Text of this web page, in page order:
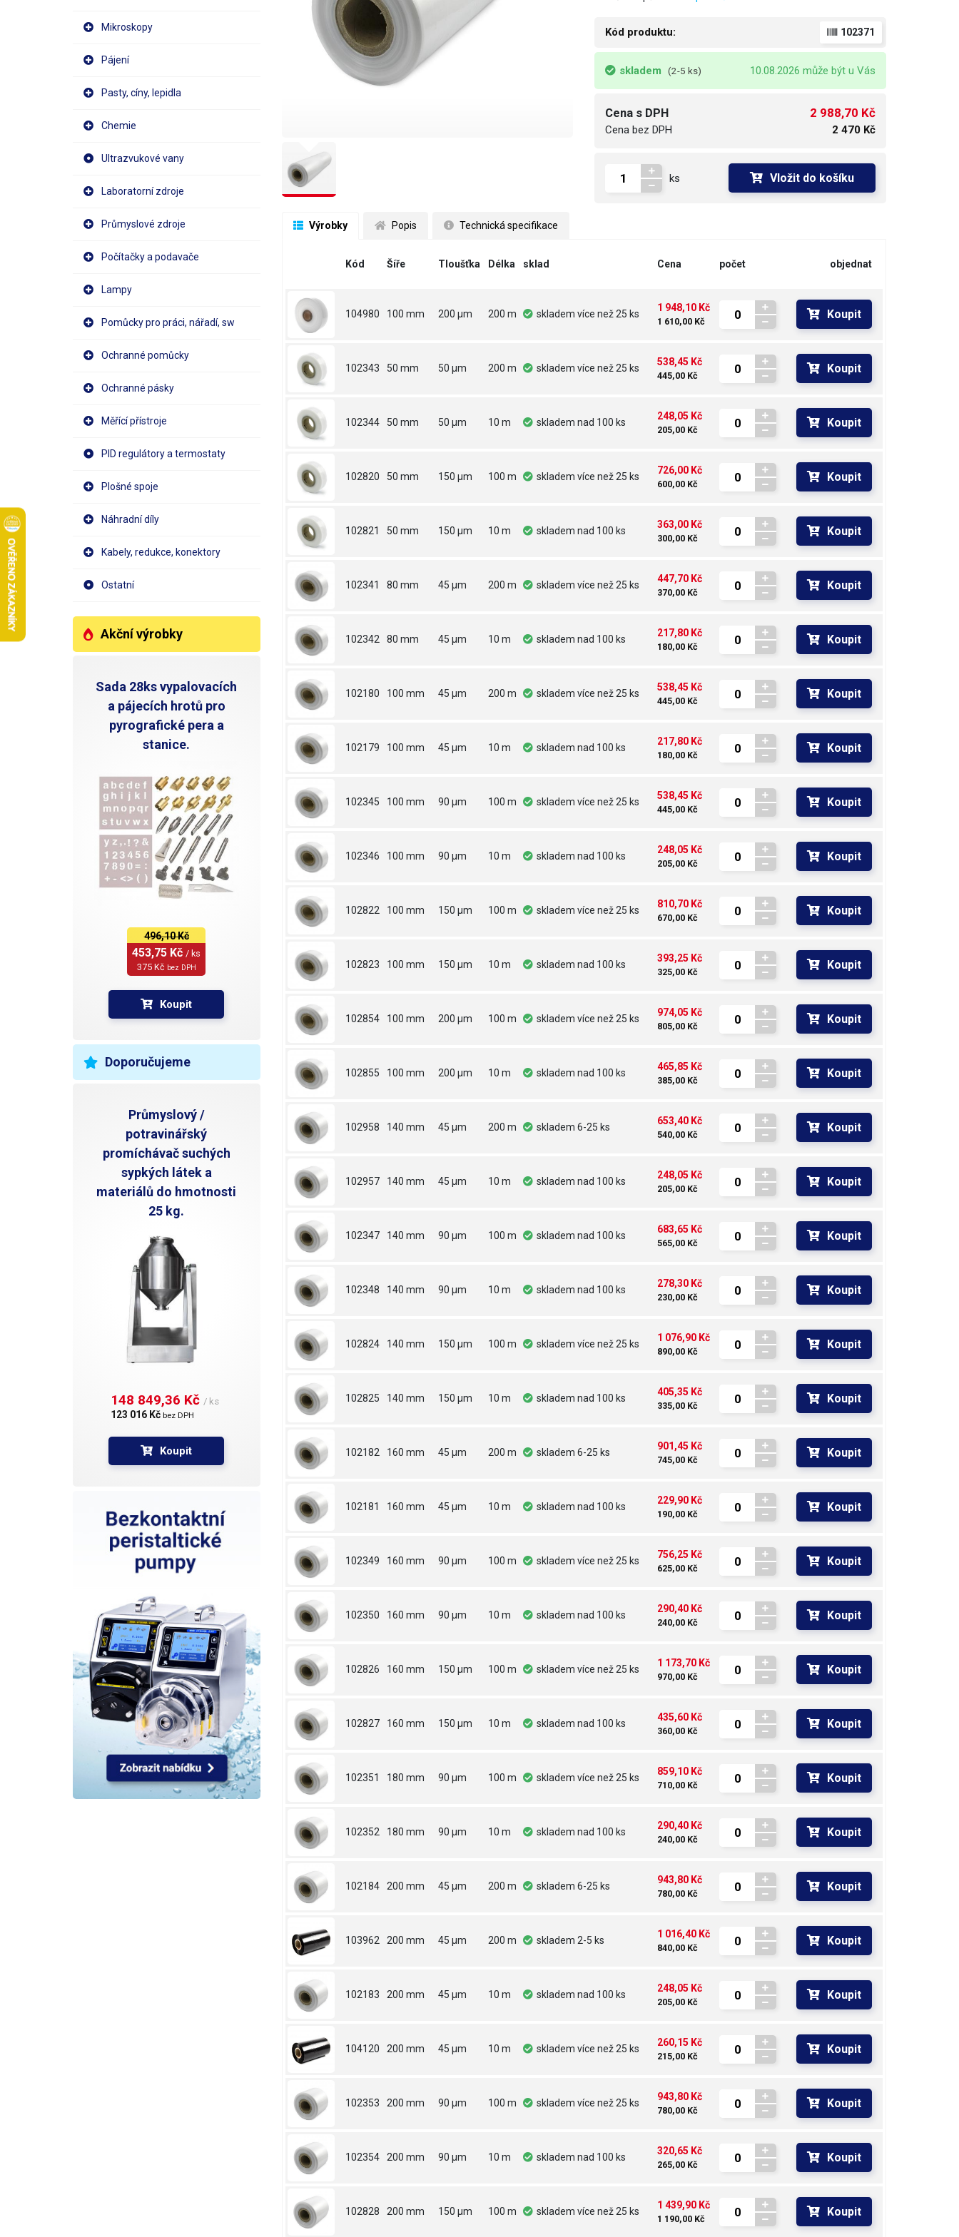
Mikroskopy
Pájení
Pasty, cíny, lepidla
Chemie
Ultrazvukové vany
Laboratorní zdroje
Průmyslové zdroje
Počítačky a podavače
Lampy
Pomůcky pro práci, nářadí, sw
Ochranné pomůcky
Ochranné pásky
Měřící přístroje
PID regulátory a termostaty
Plošné spoje
Náhradní díly
Kabely, redukce, konektory
Ostatní
Akční výrobky
Sada 28ks vypalovacích
a pájecích hrotů pro
pyrografické pera a
stanice.
496,10 Kč
453,75 Kč / ks
375 Kč bez DPH
Koupit
Doporučujeme
Průmyslový /
potravinářský
promíchávač suchých
sypkých látek a
materiálů do hmotnosti
25 kg.
148 849,36 Kč / ks
123 016 Kč bez DPH
Koupit
Kód produktu: 102371
skladem (2-5 ks) 10.08.2026 může být u Vás
Cena s DPH
Cena bez DPH
2 988,70 Kč
2 470 Kč
ks Vložit do košíku
Výrobky Popis Technická specifikace
Kód Šíře Tloušťka Délka sklad Cena počet objednat
104980 100 mm 200 µm 200 m skladem více než 25 ks
1 948,10 Kč
1 610,00 Kč
Koupit
102343 50 mm 50 µm 200 m skladem více než 25 ks
538,45 Kč
445,00 Kč
Koupit
102344 50 mm 50 µm 10 m skladem nad 100 ks
248,05 Kč
205,00 Kč
Koupit
102820 50 mm 150 µm 100 m skladem více než 25 ks
726,00 Kč
600,00 Kč
Koupit
102821 50 mm 150 µm 10 m skladem nad 100 ks
363,00 Kč
300,00 Kč
Koupit
102341 80 mm 45 µm 200 m skladem více než 25 ks
447,70 Kč
370,00 Kč
Koupit
102342 80 mm 45 µm 10 m skladem nad 100 ks
217,80 Kč
180,00 Kč
Koupit
102180 100 mm 45 µm 200 m skladem více než 25 ks
538,45 Kč
445,00 Kč
Koupit
102179 100 mm 45 µm 10 m skladem nad 100 ks
217,80 Kč
180,00 Kč
Koupit
102345 100 mm 90 µm 100 m skladem více než 25 ks
538,45 Kč
445,00 Kč
Koupit
102346 100 mm 90 µm 10 m skladem nad 100 ks
248,05 Kč
205,00 Kč
Koupit
102822 100 mm 150 µm 100 m skladem více než 25 ks
810,70 Kč
670,00 Kč
Koupit
102823 100 mm 150 µm 10 m skladem nad 100 ks
393,25 Kč
325,00 Kč
Koupit
102854 100 mm 200 µm 100 m skladem více než 25 ks
974,05 Kč
805,00 Kč
Koupit
102855 100 mm 200 µm 10 m skladem nad 100 ks
465,85 Kč
385,00 Kč
Koupit
102958 140 mm 45 µm 200 m skladem 6-25 ks
653,40 Kč
540,00 Kč
Koupit
102957 140 mm 45 µm 10 m skladem nad 100 ks
248,05 Kč
205,00 Kč
Koupit
102347 140 mm 90 µm 100 m skladem nad 100 ks
683,65 Kč
565,00 Kč
Koupit
102348 140 mm 90 µm 10 m skladem nad 100 ks
278,30 Kč
230,00 Kč
Koupit
102824 140 mm 150 µm 100 m skladem více než 25 ks
1 076,90 Kč
890,00 Kč
Koupit
102825 140 mm 150 µm 10 m skladem nad 100 ks
405,35 Kč
335,00 Kč
Koupit
102182 160 mm 45 µm 200 m skladem 6-25 ks
901,45 Kč
745,00 Kč
Koupit
102181 160 mm 45 µm 10 m skladem nad 100 ks
229,90 Kč
190,00 Kč
Koupit
102349 160 mm 90 µm 100 m skladem více než 25 ks
756,25 Kč
625,00 Kč
Koupit
102350 160 mm 90 µm 10 m skladem nad 100 ks
290,40 Kč
240,00 Kč
Koupit
102826 160 mm 150 µm 100 m skladem více než 25 ks
1 173,70 Kč
970,00 Kč
Koupit
102827 160 mm 150 µm 10 m skladem nad 100 ks
435,60 Kč
360,00 Kč
Koupit
102351 180 mm 90 µm 100 m skladem více než 25 ks
859,10 Kč
710,00 Kč
Koupit
102352 180 mm 90 µm 10 m skladem nad 100 ks
290,40 Kč
240,00 Kč
Koupit
102184 200 mm 45 µm 200 m skladem 6-25 ks
943,80 Kč
780,00 Kč
Koupit
103962 200 mm 45 µm 200 m skladem 2-5 ks
1 016,40 Kč
840,00 Kč
Koupit
102183 200 mm 45 µm 10 m skladem nad 100 ks
248,05 Kč
205,00 Kč
Koupit
104120 200 mm 45 µm 10 m skladem více než 25 ks
260,15 Kč
215,00 Kč
Koupit
102353 200 mm 90 µm 100 m skladem více než 25 ks
943,80 Kč
780,00 Kč
Koupit
102354 200 mm 90 µm 10 m skladem nad 100 ks
320,65 Kč
265,00 Kč
Koupit
102828 200 mm 150 µm 100 m skladem více než 25 ks
1 439,90 Kč
1 190,00 Kč
Koupit